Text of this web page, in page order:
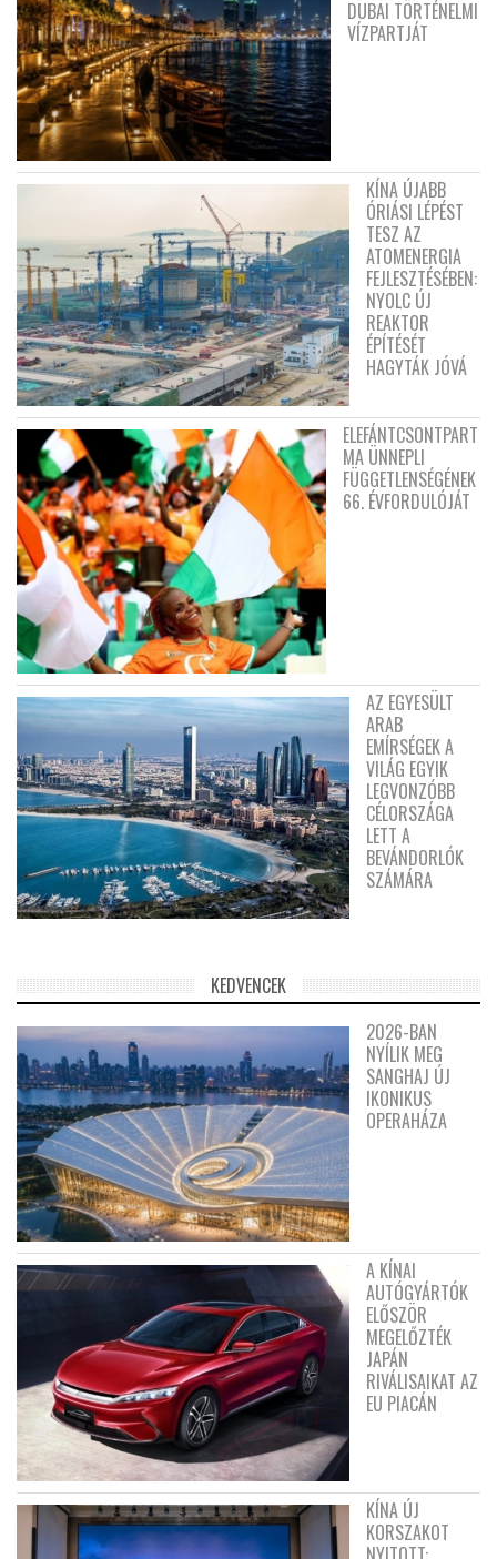
DUBAI TÖRTÉNELMI
VÍZPARTJÁT
KÍNA ÚJABB
ÓRIÁSI LÉPÉST
TESZ AZ
ATOMENERGIA
FEJLESZTÉSÉBEN:
NYOLC ÚJ
REAKTOR
ÉPÍTÉSÉT
HAGYTÁK JÓVÁ
ELEFÁNTCSONTPART
MA ÜNNEPLI
FÜGGETLENSÉGÉNEK
66. ÉVFORDULÓJÁT
AZ EGYESÜLT
ARAB
EMÍRSÉGEK A
VILÁG EGYIK
LEGVONZÓBB
CÉLORSZÁGA
LETT A
BEVÁNDORLÓK
SZÁMÁRA
KEDVENCEK
2026-BAN
NYÍLIK MEG
SANGHAJ ÚJ
IKONIKUS
OPERAHÁZA
A KÍNAI
AUTÓGYÁRTÓK
ELŐSZÖR
MEGELŐZTÉK
JAPÁN
RIVÁLISAIKAT AZ
EU PIACÁN
KÍNA ÚJ
KORSZAKOT